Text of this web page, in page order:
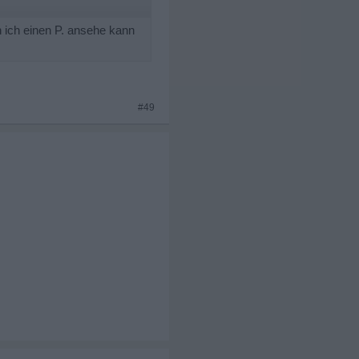
einen P. ansehe kann
#49